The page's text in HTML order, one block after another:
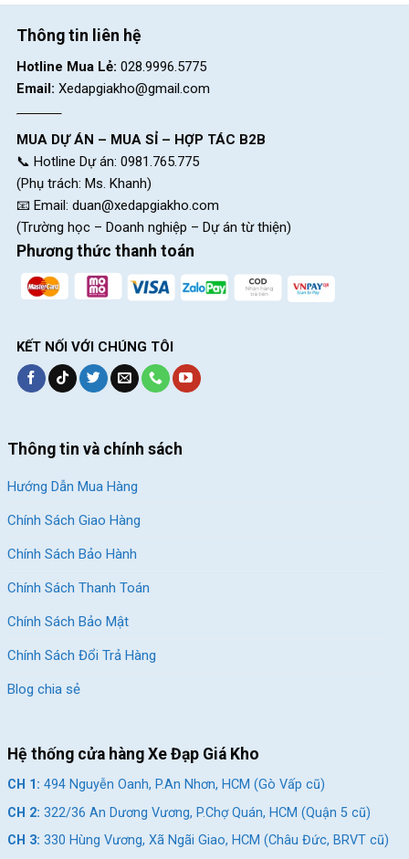
cũ)
CH 7:05 Nguyễn Trãi, P.Dĩ An, HCM (Dĩ An, Bình Dương
cũ)
Dương cũ)
SKU:EOS100
Thông tin liên hệ
Hotline Mua Lẻ: 028.9996.5775
Email: Xedapgiakho@gmail.com
MUA DỰ ÁN – MUA SỈ – HỢP TÁC B2B
📞 Hotline Dự án: 0981.765.775
(Phụ trách: Ms. Khanh)
📧 Email: duan@xedapgiakho.com
(Trường học – Doanh nghiệp – Dự án từ thiện)
Phương thức thanh toán
KẾT NỐI VỚI CHÚNG TÔI
Thông tin và chính sách
Hướng Dẫn Mua Hàng
Chính Sách Giao Hàng
Chính Sách Bảo Hành
Chính Sách Thanh Toán
Chính Sách Bảo Mật
Chính Sách Đổi Trả Hàng
Blog chia sẻ
Hệ thống cửa hàng Xe Đạp Giá Kho
CH 1: 494 Nguyễn Oanh, P.An Nhơn, HCM (Gò Vấp cũ)
CH 2: 322/36 An Dương Vương, P.Chợ Quán, HCM (Quận 5 cũ)
CH 3: 330 Hùng Vương, Xã Ngãi Giao, HCM (Châu Đức, BRVT cũ)